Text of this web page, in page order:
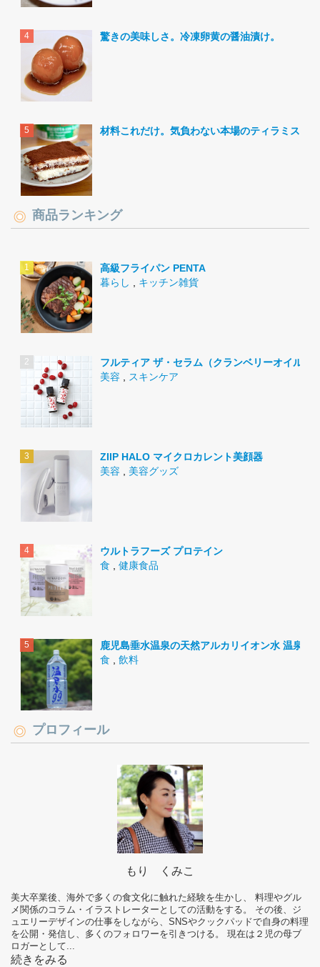
驚きの美味しさ。冷凍卵黄の醤油漬け。
材料これだけ。気負わない本場のティラミス。
商品ランキング
高級フライパン PENTA
暮らし
キッチン雑貨
フルティア ザ・セラム（クランベリーオイル）
美容
スキンケア
ZIIP HALO マイクロカレント美顔器
美容
美容グッズ
ウルトラフーズ プロテイン
食
健康食品
鹿児島垂水温泉の天然アルカリイオン水 温泉水
食
飲料
プロフィール
もり くみこ
美大卒業後、海外で多くの食文化に触れた経験を生かし、 料理やグル
メ関係のコラム・イラストレーターとしての活動をする。 その後、ジ
ュエリーデザインの仕事をしながら、SNSやクックパッドで自身の料理
を公開・発信し、多くのフォロワーを引きつける。 現在は２児の母ブ
ロガーとして...
続きをみる